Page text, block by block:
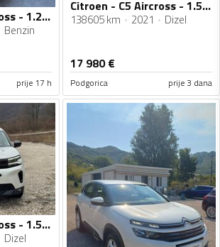
Citroen - C5 Aircross - 1.2 SHINE
Benzin
prije 17 h
Citroen - C5 Aircross - 1.5 HDI
138605 km 2021 Dizel
17 980€
Podgorica prije 3 dana
Citroen - C5 Aircross - 1.5 HDI
Dizel